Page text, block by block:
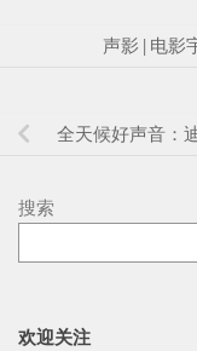
声影 | 电影
全天候好声音：
搜索
欢迎关注